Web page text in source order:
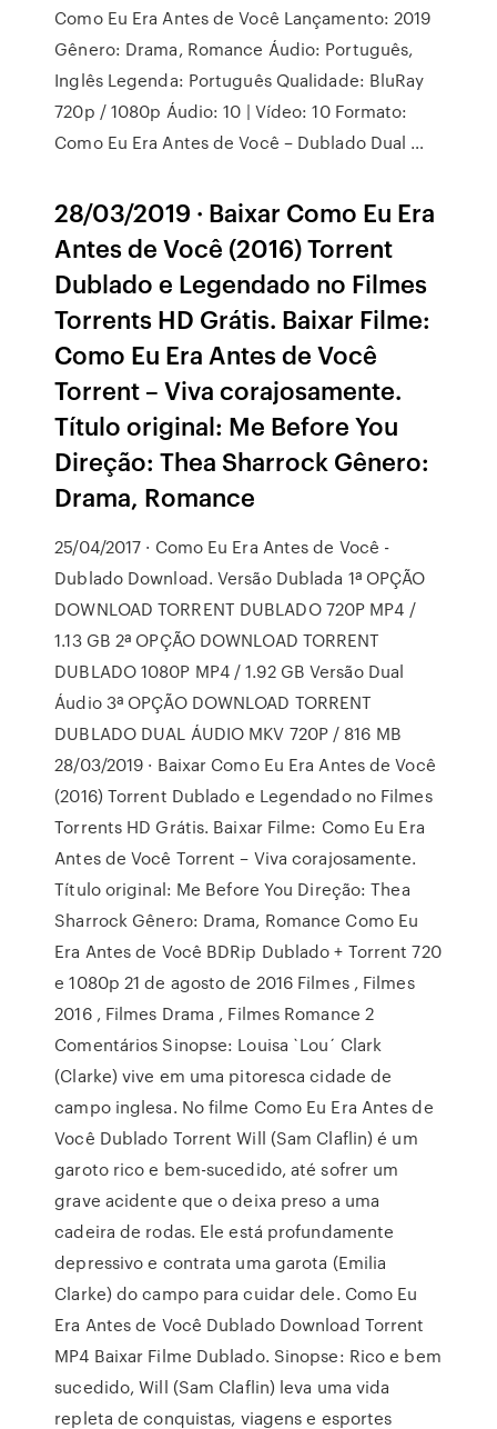
Como Eu Era Antes de Você Lançamento: 2019
Gênero: Drama, Romance Áudio: Português,
Inglês Legenda: Português Qualidade: BluRay
720p / 1080p Áudio: 10 | Vídeo: 10 Formato:
Como Eu Era Antes de Você – Dublado Dual …
28/03/2019 · Baixar Como Eu Era
Antes de Você (2016) Torrent
Dublado e Legendado no Filmes
Torrents HD Grátis. Baixar Filme:
Como Eu Era Antes de Você
Torrent – Viva corajosamente.
Título original: Me Before You
Direção: Thea Sharrock Gênero:
Drama, Romance
25/04/2017 · Como Eu Era Antes de Você -
Dublado Download. Versão Dublada 1ª OPÇÃO
DOWNLOAD TORRENT DUBLADO 720P MP4 /
1.13 GB 2ª OPÇÃO DOWNLOAD TORRENT
DUBLADO 1080P MP4 / 1.92 GB Versão Dual
Áudio 3ª OPÇÃO DOWNLOAD TORRENT
DUBLADO DUAL ÁUDIO MKV 720P / 816 MB
28/03/2019 · Baixar Como Eu Era Antes de Você
(2016) Torrent Dublado e Legendado no Filmes
Torrents HD Grátis. Baixar Filme: Como Eu Era
Antes de Você Torrent – Viva corajosamente.
Título original: Me Before You Direção: Thea
Sharrock Gênero: Drama, Romance Como Eu
Era Antes de Você BDRip Dublado + Torrent 720
e 1080p 21 de agosto de 2016 Filmes , Filmes
2016 , Filmes Drama , Filmes Romance 2
Comentários Sinopse: Louisa `Lou´ Clark
(Clarke) vive em uma pitoresca cidade de
campo inglesa. No filme Como Eu Era Antes de
Você Dublado Torrent Will (Sam Claflin) é um
garoto rico e bem-sucedido, até sofrer um
grave acidente que o deixa preso a uma
cadeira de rodas. Ele está profundamente
depressivo e contrata uma garota (Emilia
Clarke) do campo para cuidar dele. Como Eu
Era Antes de Você Dublado Download Torrent
MP4 Baixar Filme Dublado. Sinopse: Rico e bem
sucedido, Will (Sam Claflin) leva uma vida
repleta de conquistas, viagens e esportes